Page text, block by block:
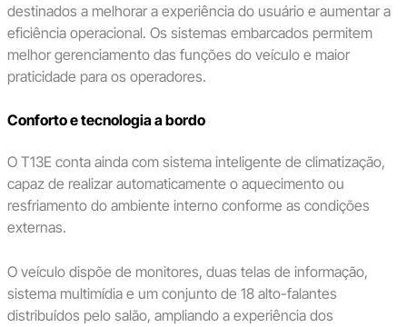
destinados a melhorar a experiência do usuário e aumentar a
eficiência operacional. Os sistemas embarcados permitem
melhor gerenciamento das funções do veículo e maior
praticidade para os operadores.
Conforto e tecnologia a bordo
O T13E conta ainda com sistema inteligente de climatização,
capaz de realizar automaticamente o aquecimento ou
resfriamento do ambiente interno conforme as condições
externas.
O veículo dispõe de monitores, duas telas de informação,
sistema multimídia e um conjunto de 18 alto-falantes
distribuídos pelo salão, ampliando a experiência dos